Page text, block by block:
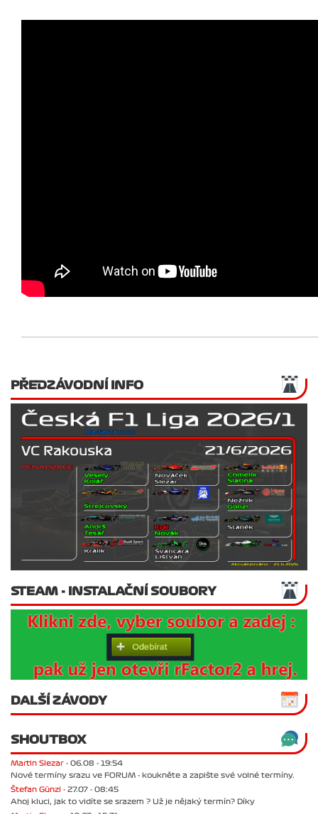
PŘEDZÁVODNÍ INFO
STEAM - INSTALAČNÍ SOUBORY
DALŠÍ ZÁVODY
SHOUTBOX
Martin Slezar - 06.08 - 19:54
Nové termíny srazu ve FORUM - koukněte a zapište své volné termíny.
Štefan Günzl - 27.07 - 08:45
Ahoj kluci, jak to vidíte se srazem ? Už je nějaký termín? Díky